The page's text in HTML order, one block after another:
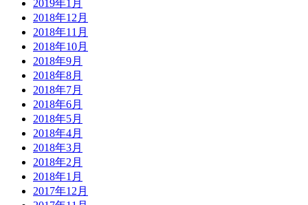
2019年1月
2018年12月
2018年11月
2018年10月
2018年9月
2018年8月
2018年7月
2018年6月
2018年5月
2018年4月
2018年3月
2018年2月
2018年1月
2017年12月